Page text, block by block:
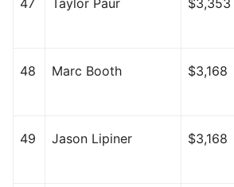
47 Taylor Paur $3,353
48 Marc Booth $3,168
49 Jason Lipiner $3,168